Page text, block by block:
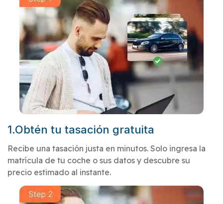
1.Obtén tu tasación gratuita
Recibe una tasación justa en minutos. Solo ingresa la
matrícula de tu coche o sus datos y descubre su
precio estimado al instante.